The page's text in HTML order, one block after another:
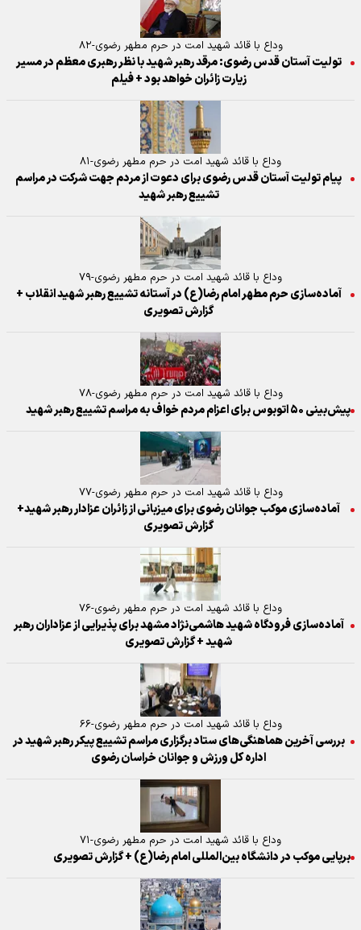
وداع با قائد شهید امت در حرم مطهر رضوی-۸۲
تولیت آستان قدس رضوی: مرقد رهبر شهید با نظر رهبری معظم در مسیر
زیارت زائران خواهد بود + فیلم
وداع با قائد شهید امت در حرم مطهر رضوی-۸۱
پیام تولیت آستان قدس رضوی برای دعوت از مردم جهت شرکت در مراسم
تشییع رهبر شهید
وداع با قائد شهید امت در حرم مطهر رضوی-۷۹
آماده‌سازی حرم مطهر امام رضا(ع) در آستانه تشییع رهبر شهید انقلاب +
گزارش تصویری
وداع با قائد شهید امت در حرم مطهر رضوی-۷۸
پیش‌بینی ۵۰ اتوبوس برای اعزام مردم خواف به مراسم تشییع رهبر شهید
وداع با قائد شهید امت در حرم مطهر رضوی-۷۷
آماده‌سازی موکب جوانان رضوی برای میزبانی از زائران عزادار رهبر شهید+
گزارش تصویری
وداع با قائد شهید امت در حرم مطهر رضوی-۷۶
آماده‌سازی فرودگاه شهید هاشمی‌نژاد مشهد برای پذیرایی از عزاداران رهبر
شهید + گزارش تصویری
وداع با قائد شهید امت در حرم مطهر رضوی-۶۶
بررسی آخرین هماهنگی‌های ستاد برگزاری مراسم تشییع پیکر رهبر شهید در
اداره کل ورزش و جوانان خراسان رضوی
وداع با قائد شهید امت در حرم مطهر رضوی-۷۱
برپایی موکب در دانشگاه بین‌المللی امام رضا(ع) + گزارش تصویری